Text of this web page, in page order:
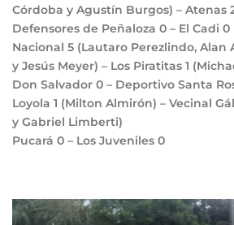
Córdoba y Agustín Burgos) – Atenas
Defensores de Peñaloza 0 – El Cadi 0
Nacional 5 (Lautaro Perezlindo, Alan
y Jesús Meyer) – Los Piratitas 1
Don Salvador 0 – Deportivo Santa
Loyola 1 (Milton Almirón) – Vecinal
y Gabriel Limberti)
Pucará 0 – Los Juveniles 0